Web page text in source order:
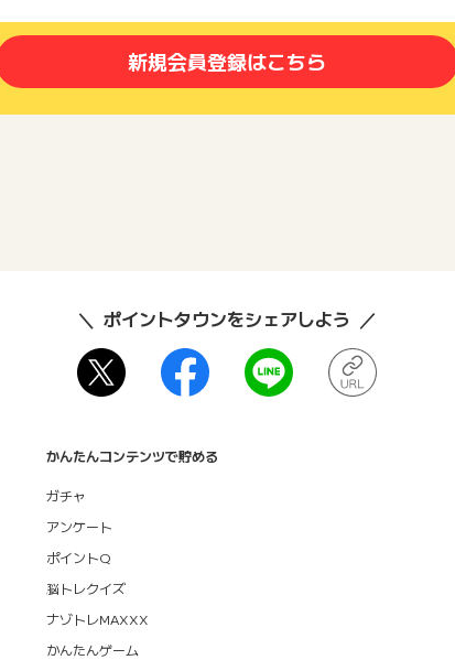
新規会員登録はこちら
ポイントタウンをシェアしよう
かんたんコンテンツで貯める
ガチャ
アンケート
ポイントQ
脳トレクイズ
ナゾトレMAXXX
かんたんゲーム